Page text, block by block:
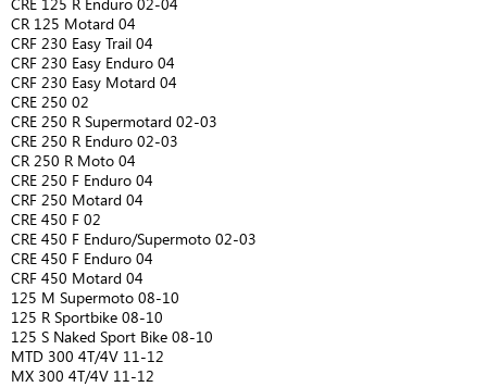
CR 125 Motard 04
CRF 230 Easy Trail 04
CRF 230 Easy Enduro 04
CRF 230 Easy Motard 04
CRE 250 02
CRE 250 R Supermotard 02-03
CRE 250 R Enduro 02-03
CR 250 R Moto 04
CRE 250 F Enduro 04
CRF 250 Motard 04
CRE 450 F 02
CRE 450 F Enduro/Supermoto 02-03
CRE 450 F Enduro 04
CRF 450 Motard 04
125 M Supermoto 08-10
125 R Sportbike 08-10
125 S Naked Sport Bike 08-10
MTD 300 4T/4V 11-12
MX 300 4T/4V 11-12